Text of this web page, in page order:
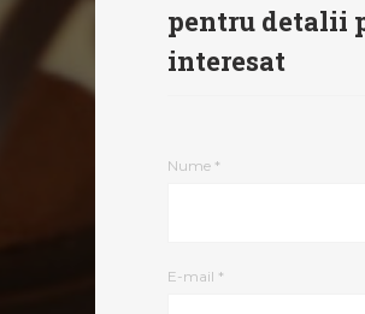
pentru detalii
interesat
Nume *
E-mail *